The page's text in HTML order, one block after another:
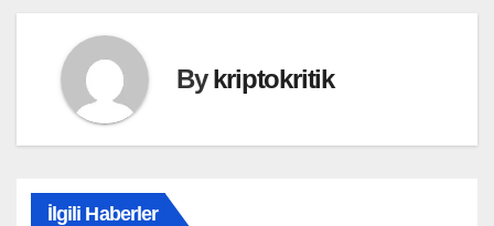
Bykriptokritik
İlgili Haberler